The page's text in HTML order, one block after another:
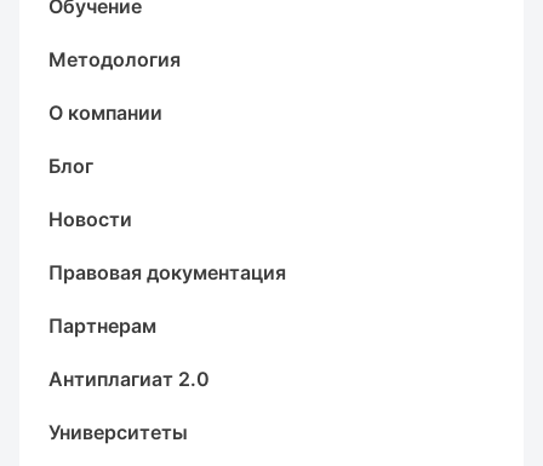
Обучение
Методология
О компании
Блог
Новости
Правовая документация
Партнерам
Антиплагиат 2.0
Университеты